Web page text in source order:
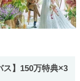
ス】150万特典×3